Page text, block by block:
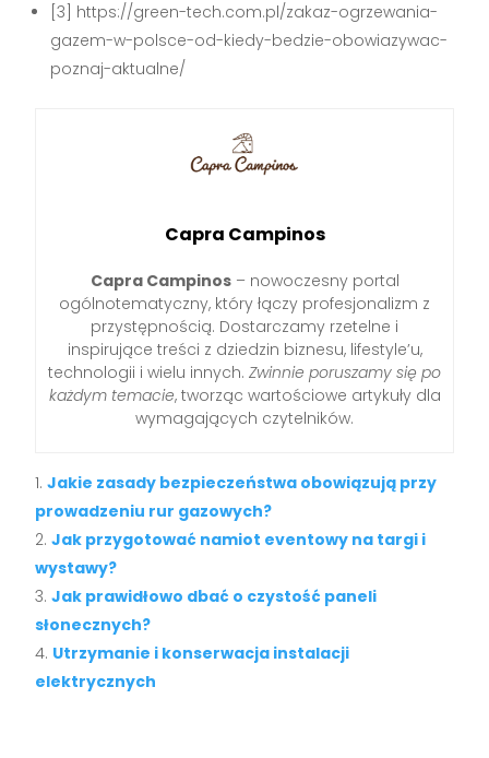
[3] https://green-tech.com.pl/zakaz-ogrzewania-
gazem-w-polsce-od-kiedy-bedzie-obowiazywac-
poznaj-aktualne/
Capra Campinos
Capra Campinos– nowoczesny portal
ogólnotematyczny, który łączy profesjonalizm z
przystępnością. Dostarczamy rzetelne i
inspirujące treści z dziedzin biznesu, lifestyle’u,
technologii i wielu innych. Zwinnie poruszamy się po
każdym temacie, tworząc wartościowe artykuły dla
wymagających czytelników.
Jakie zasady bezpieczeństwa obowiązują przy
prowadzeniu rur gazowych?
Jak przygotować namiot eventowy na targi i
wystawy?
Jak prawidłowo dbać o czystość paneli
słonecznych?
Utrzymanie i konserwacja instalacji
elektrycznych